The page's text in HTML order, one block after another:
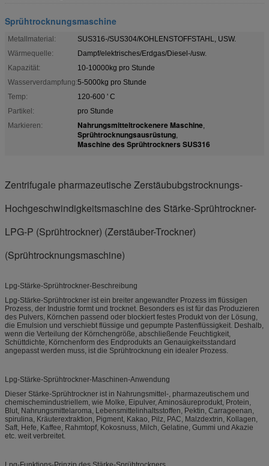
Sprühtrocknungsmaschine
Metallmaterial:
SUS316-/SUS304/KOHLENSTOFFSTAHL, USW.
Wärmequelle:
Dampf/elektrisches/Erdgas/Diesel-/usw.
Kapazität:
10-10000kg pro Stunde
Wasserverdampfung:5-5000kg pro Stunde
Temp:
120-600 ' C
Partikel:
pro Stunde
Markieren:
Nahrungsmitteltrockenere Maschine,
Sprühtrocknungsausrüstung,
Maschine des Sprühtrockners SUS316
Zentrifugale pharmazeutische Zerstäububgstrocknungs-
Hochgeschwindigkeitsmaschine des Stärke-Sprühtrockner-
LPG-P (Sprühtrockner) (Zerstäuber-Trockner)
(Sprühtrocknungsmaschine)
Lpg-Stärke-Sprühtrockner-Beschreibung
Lpg-Stärke-Sprühtrockner ist ein breiter angewandter Prozess im flüssigen
Prozess, der Industrie formt und trocknet. Besonders es ist für das Produzieren
des Pulvers, Körnchen passend oder blockiert festes Produkt von der Lösung,
die Emulsion und verschiebt flüssige und gepumpte Pastenflüssigkeit. Deshalb,
wenn die Verteilung der Körnchengröße, abschließende Feuchtigkeit,
Schüttdichte, Körnchenform des Endprodukts an Genauigkeitsstandard
angepasst werden muss, ist die Sprühtrocknung ein idealer Prozess.
Lpg-Stärke-Sprühtrockner-Maschinen-Anwendung
Dieser Stärke-Sprühtrockner ist in Nahrungsmittel-, pharmazeutischem und
chemischemindustriellem, wie Molke, Eipulver, Aminosäureprodukt, Protein,
Blut, Nahrungsmittelaroma, Lebensmittelinhaltsstoffen, Pektin, Carrageenan,
spirulina, Kräuterextraktion, Pigment, Kakao, Pilz, PAC, Malzdextrin, Kollagen,
Saft, Hefe, Kaffee, Rahmtopf, Kokosnuss, Milch, Gelatine, Gummi und Akazie
etc. weit verbreitet.